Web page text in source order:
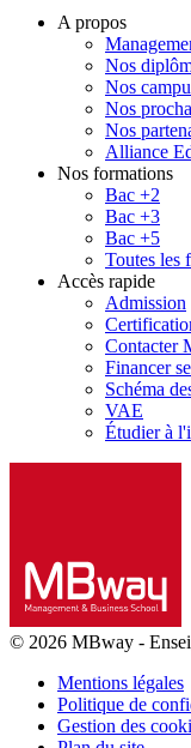
A propos
Nos
Nos
Nos
Nos
Alliance
Nos formations
Bac +2
Bac +3
Bac +5
Toutes les
Accès rapide
Admission
Contacter
Financer
Schéma
VAE
Étudier à
© 2026 MBway -
Mentions légales
Politique de
Gestion des